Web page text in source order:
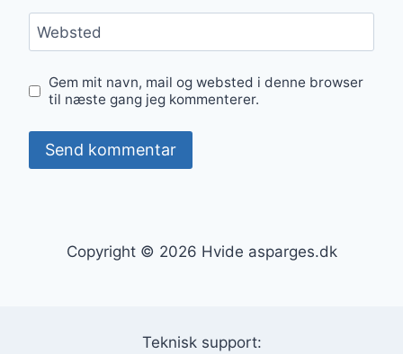
Websted
Gem mit navn, mail og websted i denne browser
til næste gang jeg kommenterer.
Copyright © 2026 Hvide asparges.dk
Teknisk support: